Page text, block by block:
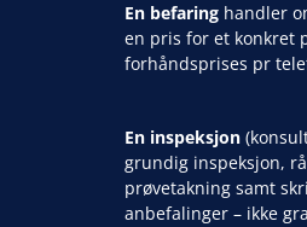
En befaringhandler
en pris for et konkret
forhåndsprises pr
En inspeksjon
grundig inspeksjon,
prøvetakning samt
anbefalinger – ikke